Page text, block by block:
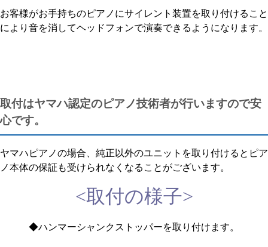
お客様がお手持ちのピアノにサイレント装置を取り付けること
により音を消してヘッドフォンで演奏できるようになります。
取付はヤマハ認定のピアノ技術者が行いますので安
心です。
ヤマハピアノの場合、純正以外のユニットを取り付けるとピア
ノ本体の保証も受けられなくなることがございます。
<取付の様子>
◆ハンマーシャンクストッパーを取り付けます。